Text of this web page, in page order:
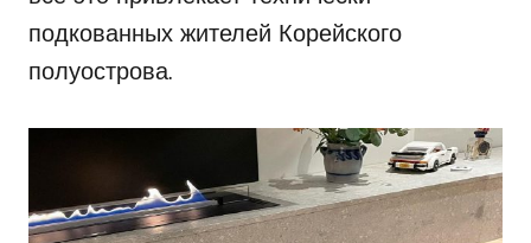
подкованных жителей Корейского
полуострова.